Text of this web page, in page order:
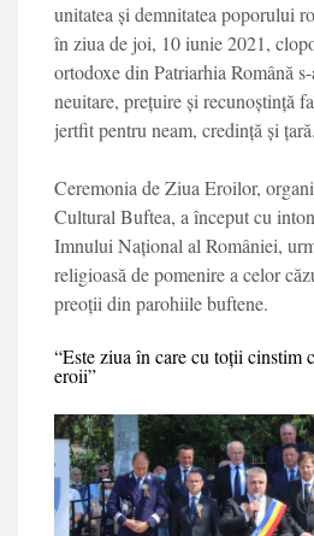
unitatea și demnita­tea poporului
în ziua de joi, 10 iunie 2021,
ortodoxe din Patriarhia Română
neuitare, prețuire și recunoștin­ță
jertfit pentru neam, cre­dință și țară.
Ceremonia de Zi­ua Eroilor,
Cultural Buftea, a în­ceput cu
Imnului Național al României,
religioasă de po­menire a celor
preoții din parohiile buftene.
“Este ziua în care cu toții cinstim
eroii”